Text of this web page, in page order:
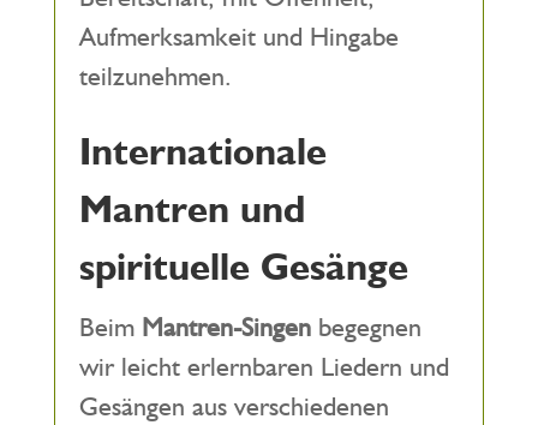
Aufmerksamkeit und Hingabe
teilzunehmen.
Internationale
Mantren und
spirituelle Gesänge
Beim Mantren-Singenbegegnen
wir leicht erlernbaren Liedern und
Gesängen aus verschiedenen